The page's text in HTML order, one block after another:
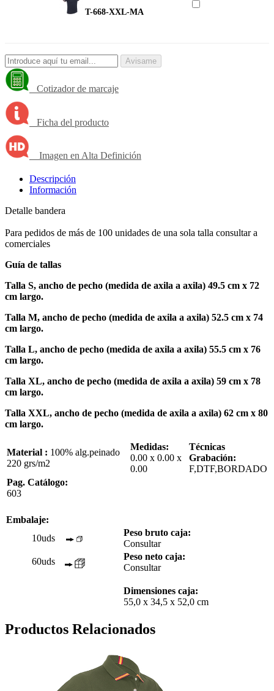
T-668-XXL-MA
Avisame
Cotizador de marcaje
Ficha del producto
Imagen en Alta Definición
Descripción
Información
Detalle bandera
Para pedidos de más de 100 unidades de una sola talla consultar a
comerciales
Guía de tallas
Talla S, ancho de pecho (medida de axila a axila) 49.5 cm x 72
cm largo.
Talla M, ancho de pecho (medida de axila a axila) 52.5 cm x 74
cm largo.
Talla L, ancho de pecho (medida de axila a axila) 55.5 cm x 76
cm largo.
Talla XL, ancho de pecho (medida de axila a axila) 59 cm x 78
cm largo.
Talla XXL, ancho de pecho (medida de axila a axila) 62 cm x 80
cm largo.
Material : 100% alg.peinado
220 grs/m2
Medidas:
0.00 x 0.00 x
0.00
Técnicas
Grabación:
F,DTF,BORDADO
Pag. Catálogo:
603
Embalaje:
10uds
Peso bruto caja:
Consultar
60uds
Peso neto caja:
Consultar
Dimensiones caja:
55,0 x 34,5 x 52,0 cm
Productos Relacionados